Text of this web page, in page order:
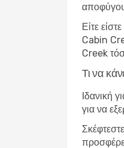
Είτε
Cabin
Creek
Τι να
Ιδανική
για να